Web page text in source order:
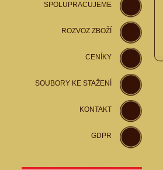
SPOLUPRACUJEME
ROZVOZ ZBOŽÍ
CENÍKY
SOUBORY KE STAŽENÍ
KONTAKT
GDPR